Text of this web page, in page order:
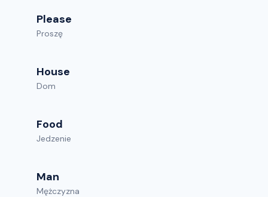
Please
Proszę
House
Dom
Food
Jedzenie
Man
Mężczyzna